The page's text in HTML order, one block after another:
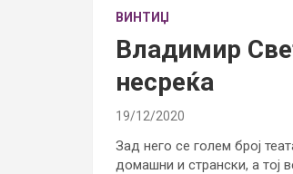
ВИНТИЏ
Владимир
несреќа
19/12/2020
Зад него се голем број
домашни и странски, а тој